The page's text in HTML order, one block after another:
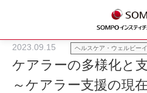
2023.09.15 ヘルスケア・ウェルビー
ケアラーの多様化と
～ケアラー支援の現